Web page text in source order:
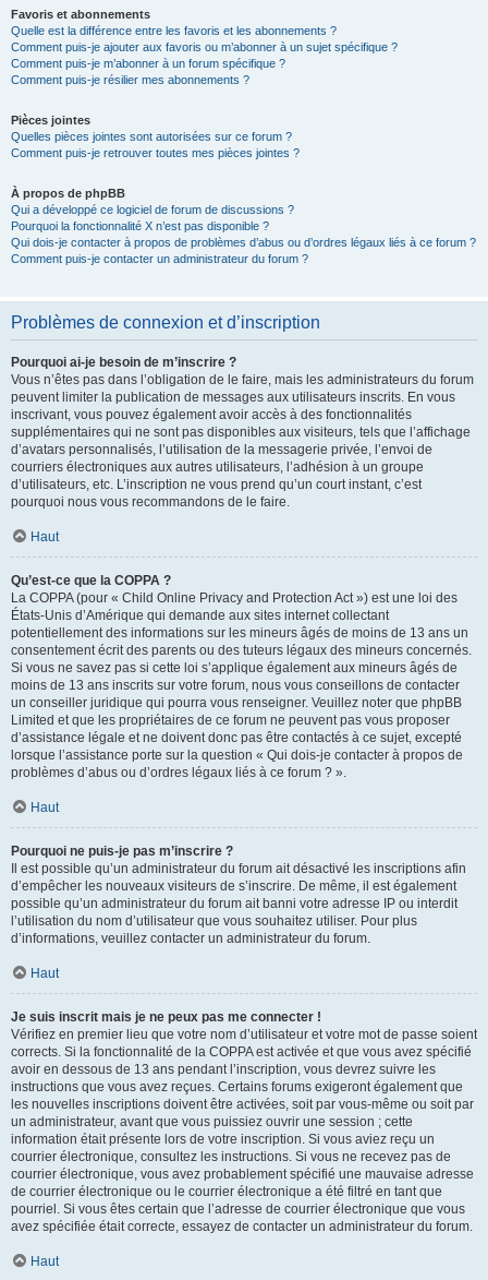
Favoris et abonnements
Quelle est la différence entre les favoris et les abonnements ?
Comment puis-je ajouter aux favoris ou m’abonner à un sujet spécifique ?
Comment puis-je m’abonner à un forum spécifique ?
Comment puis-je résilier mes abonnements ?
Pièces jointes
Quelles pièces jointes sont autorisées sur ce forum ?
Comment puis-je retrouver toutes mes pièces jointes ?
À propos de phpBB
Qui a développé ce logiciel de forum de discussions ?
Pourquoi la fonctionnalité X n’est pas disponible ?
Qui dois-je contacter à propos de problèmes d’abus ou d’ordres légaux liés à ce forum ?
Comment puis-je contacter un administrateur du forum ?
Problèmes de connexion et d’inscription
Pourquoi ai-je besoin de m’inscrire ?
Vous n’êtes pas dans l’obligation de le faire, mais les administrateurs du forum
peuvent limiter la publication de messages aux utilisateurs inscrits. En vous
inscrivant, vous pouvez également avoir accès à des fonctionnalités
supplémentaires qui ne sont pas disponibles aux visiteurs, tels que l’affichage
d’avatars personnalisés, l’utilisation de la messagerie privée, l’envoi de
courriers électroniques aux autres utilisateurs, l’adhésion à un groupe
d’utilisateurs, etc. L’inscription ne vous prend qu’un court instant, c’est
pourquoi nous vous recommandons de le faire.
Haut
Qu’est-ce que la COPPA ?
La COPPA (pour « Child Online Privacy and Protection Act ») est une loi des
États-Unis d’Amérique qui demande aux sites internet collectant
potentiellement des informations sur les mineurs âgés de moins de 13 ans un
consentement écrit des parents ou des tuteurs légaux des mineurs concernés.
Si vous ne savez pas si cette loi s’applique également aux mineurs âgés de
moins de 13 ans inscrits sur votre forum, nous vous conseillons de contacter
un conseiller juridique qui pourra vous renseigner. Veuillez noter que phpBB
Limited et que les propriétaires de ce forum ne peuvent pas vous proposer
d’assistance légale et ne doivent donc pas être contactés à ce sujet, excepté
lorsque l’assistance porte sur la question « Qui dois-je contacter à propos de
problèmes d’abus ou d’ordres légaux liés à ce forum ? ».
Haut
Pourquoi ne puis-je pas m’inscrire ?
Il est possible qu’un administrateur du forum ait désactivé les inscriptions afin
d’empêcher les nouveaux visiteurs de s’inscrire. De même, il est également
possible qu’un administrateur du forum ait banni votre adresse IP ou interdit
l’utilisation du nom d’utilisateur que vous souhaitez utiliser. Pour plus
d’informations, veuillez contacter un administrateur du forum.
Haut
Je suis inscrit mais je ne peux pas me connecter !
Vérifiez en premier lieu que votre nom d’utilisateur et votre mot de passe soient
corrects. Si la fonctionnalité de la COPPA est activée et que vous avez spécifié
avoir en dessous de 13 ans pendant l’inscription, vous devrez suivre les
instructions que vous avez reçues. Certains forums exigeront également que
les nouvelles inscriptions doivent être activées, soit par vous-même ou soit par
un administrateur, avant que vous puissiez ouvrir une session ; cette
information était présente lors de votre inscription. Si vous aviez reçu un
courrier électronique, consultez les instructions. Si vous ne recevez pas de
courrier électronique, vous avez probablement spécifié une mauvaise adresse
de courrier électronique ou le courrier électronique a été filtré en tant que
pourriel. Si vous êtes certain que l’adresse de courrier électronique que vous
avez spécifiée était correcte, essayez de contacter un administrateur du forum.
Haut